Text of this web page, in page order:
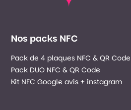
Nos packs NFC
Pack de 4 plaques NFC & QR Code
Pack DUO NFC & QR Code
Kit NFC Google avis + instagram